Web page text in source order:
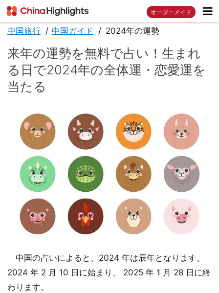
オーダーメイド
中国旅行 中国ガイド 2024年の運勢
来年の運勢を無料で占い！生まれ
る日で2024年の全体運・恋愛運を
当たる
中国の占いによると、2024 年は辰年となります。
2024 年 2 月 10 日に始まり、 2025 年 1 月 28 日に終
わります。